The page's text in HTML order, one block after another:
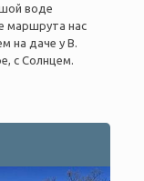
воде
маршрута нас
на даче у В.
с Солнцем.